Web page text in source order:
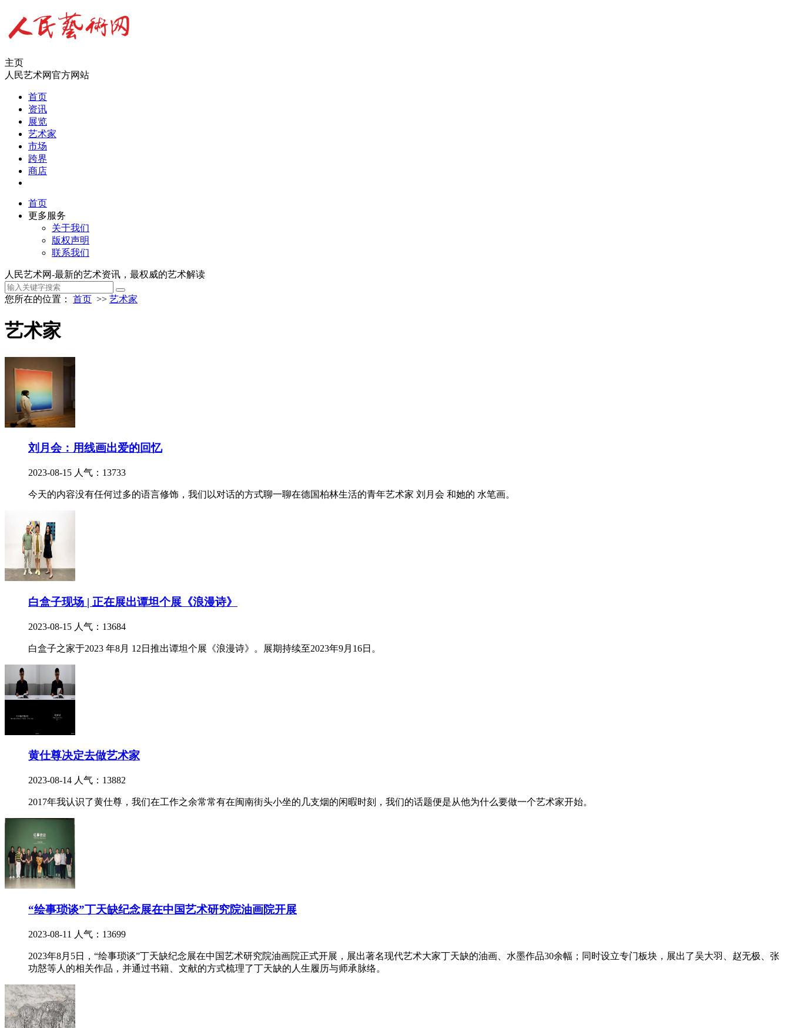
主页
人民艺术网官方网站
首页
资讯
展览
艺术家
市场
跨界
商店
首页
更多服务
关于我们
版权声明
联系我们
人民艺术网-最新的艺术资讯，最权威的艺术解读
您所在的位置： 首页 >> 艺术家
艺术家
刘月会：用线画出爱的回忆
2023-08-15 人气：13733
今天的内容没有任何过多的语言修饰，我们以对话的方式聊一聊在德国柏林生活的青年艺术家 刘月会 和她的 水笔画。
白盒子现场 | 正在展出谭坦个展《浪漫诗》
2023-08-15 人气：13684
白盒子之家于2023 年8月 12日推出谭坦个展《浪漫诗》。展期持续至2023年9月16日。
黄仕尊决定去做艺术家
2023-08-14 人气：13882
2017年我认识了黄仕尊，我们在工作之余常常有在闽南街头小坐的几支烟的闲暇时刻，我们的话题便是从他为什么要做一个艺术家开始。
“绘事琐谈”丁天缺纪念展在中国艺术研究院油画院开展
2023-08-11 人气：13699
2023年8月5日，“绘事琐谈”丁天缺纪念展在中国艺术研究院油画院正式开展，展出著名现代艺术大家丁天缺的油画、水墨作品30余幅；同时设立专门板块，展出了吴大羽、赵无极、张
功慤等人的相关作品，并通过书籍、文献的方式梳理了丁天缺的人生履历与师承脉络。